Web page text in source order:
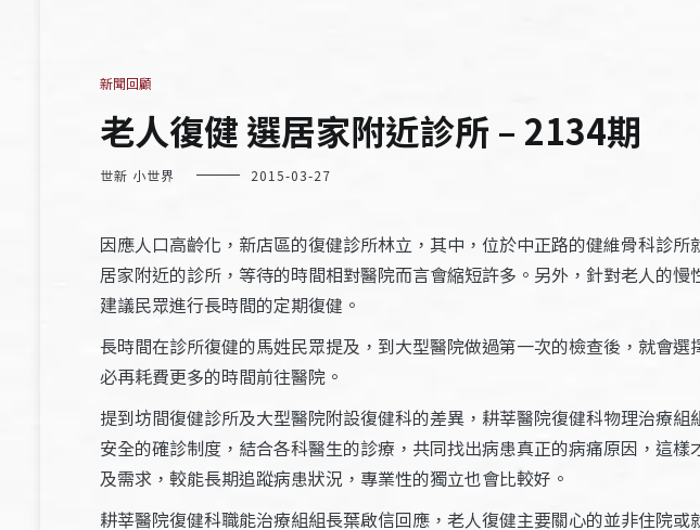
新聞回顧
老人復健 選居家附近診所 – 2134期
世新 小世界 2015-03-27
因應人口高齡化，新店區的復健診所林立，其中，位於中正路的健維骨科診
居家附近的診所，等待的時間相對醫院而言會縮短許多。另外，針對老人的
建議民眾進行長時間的定期復健。
長時間在診所復健的馬姓民眾提及，到大型醫院做過第一次的檢查後，就會
必再耗費更多的時間前往醫院。
提到坊間復健診所及大型醫院附設復健科的差異，耕莘醫院復健科物理治療
安全的確診制度，結合各科醫生的診療，共同找出病患真正的病痛原因，這
及需求，較能長期追蹤病患狀況，專業性的獨立也會比較好。
耕莘醫院復健科職能治療組組長葉啟信回應，老人復健主要關心的並非住院